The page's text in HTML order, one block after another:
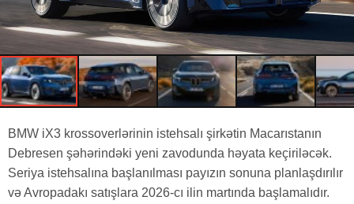
BMW iX3 krossoverlərinin istehsalı şirkətin Macarıstanın
Debresen şəhərindəki yeni zavodunda həyata keçiriləcək.
Seriya istehsalına başlanılması payızın sonuna planlaşdırılır
və Avropadakı satışlara 2026-cı ilin martında başlamalıdır.